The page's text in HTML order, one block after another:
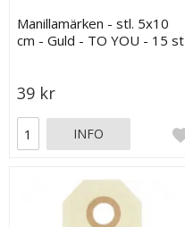
Manillamärken - stl. 5x10
cm - Guld - TO YOU - 15 st
39 kr
INFO